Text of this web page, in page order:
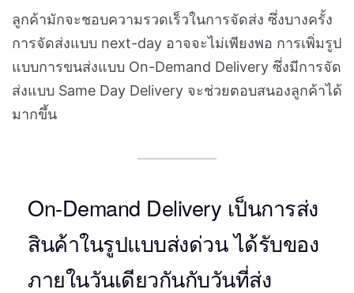
ลูกค้ามักจะชอบความรวดเร็วในการจัดส่ง ซึ่งบางครั้ง
การจัดส่งแบบ next-day อาจจะไม่เพียงพอ การเพิ่มรูป
แบบการขนส่งแบบ On-Demand Delivery ซึ่งมีการจัด
ส่งแบบ Same Day Delivery จะช่วยตอบสนองลูกค้าได้
มากขึ้น
On-Demand Delivery เป็นการส่ง
สินค้าในรูปแบบส่งด่วน ได้รับของ
ภายในวันเดียวกันกับวันที่ส่ง